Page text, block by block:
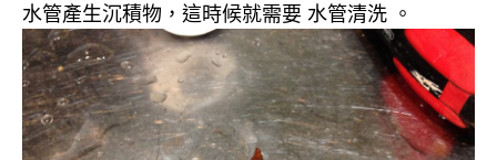
水管產生沉積物，這時候就需要 水管清洗 。